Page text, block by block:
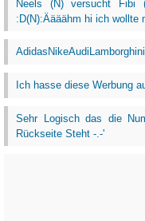
Neels (N) versucht
:D(N):Äääähm hi ich wollte
AdidasNikeAudiLamborghini
Ich hasse diese Werbung
Sehr Logisch das die
Rückseite Steht -.-'